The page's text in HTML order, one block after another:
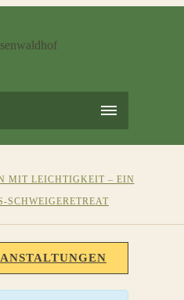
MIT LEICHTIGKEIT – EIN
SCHWEIGERETREAT